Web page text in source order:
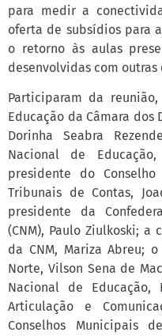
para medir a
oferta de subsídios para
o retorno às aulas
desenvolvidas com
Participaram da
Educação da Câmara dos
Dorinha Seabra
Nacional de
presidente do
Tribunais de Contas,
presidente da
(CNM), Paulo Ziulkoski; a
da CNM, Mariza Abreu;
Norte, Vilson Sena de
Nacional de Educação,
Articulação e
Conselhos Municipais